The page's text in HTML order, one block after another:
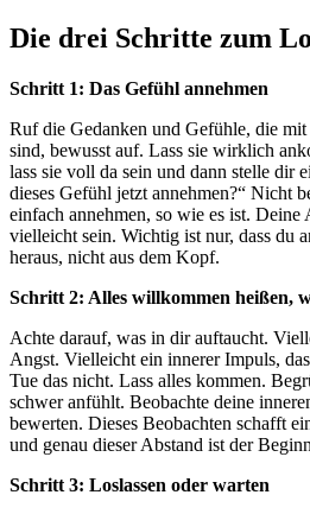
Die drei Schritte zum
Schritt 1: Das Gefühl annehmen
Ruf die Gedanken und Gefühle, die
sind, bewusst auf. Lass sie wirklich
lass sie voll da sein und dann stelle dir
dieses Gefühl jetzt annehmen?“ Nicht
einfach annehmen, so wie es ist.
vielleicht sein. Wichtig ist nur, dass du
heraus, nicht aus dem Kopf.
Schritt 2: Alles willkommen heißen,
Achte darauf, was in dir auftaucht.
Angst. Vielleicht ein innerer Impuls,
Tue das nicht. Lass alles kommen.
schwer anfühlt. Beobachte deine
bewerten. Dieses Beobachten schafft
und genau dieser Abstand ist der
Schritt 3: Loslassen oder warten